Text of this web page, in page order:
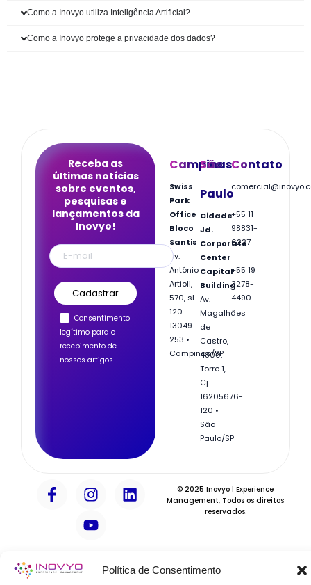
Política de Consentimento
Como a Inovyo utiliza Inteligência Artificial?
Como a Inovyo protege a privacidade dos dados?
Campinas
Swiss
Park
Office
Bloco
Santis
Av.
Antônio
Artioli,
570, sl
120
13049-
253 •
Campinas/SP
São
Paulo
Cidade
Jd.
Corporate
Center
Capital
Building
Av.
Magalhães
de
Castro,
4800,
Torre 1,
Cj.
16205676-
120 •
São
Paulo/SP
Contato
+55 11
98831-
6227
+55 19
3278-
4490
Receba as
últimas notícias
sobre eventos,
pesquisas e
lançamentos da
Inovyo!
Consentimento
legítimo para o
recebimento de
nossos artigos.
F
a
o
o
I
n
s
t
L
i
i
Y
o
u
t
© 2025 Inovyo | Experience
Management, Todos os direitos
reservados.